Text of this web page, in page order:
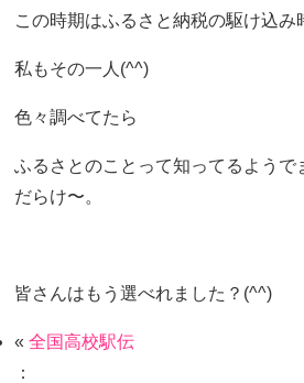
この時期はふるさと納税の駆け込み
私もその一人(^^)
色々調べてたら
ふるさとのことって知ってるようで
だらけ〜。
皆さんはもう選べれました？(^^)
«全国高校駅伝
：